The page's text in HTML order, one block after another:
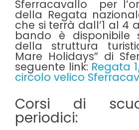
Sferracavallo per
della Regata
che si terrà dall’1 al 4
bando è disponibile
della struttura
Mare Holidays” di
seguente link: Regata
circolo velico
Corsi di
periodici: